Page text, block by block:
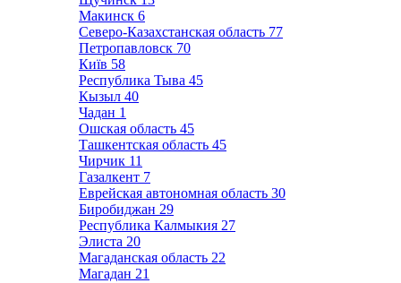
Макинск 6
Северо-Казахстанская область 77
Петропавловск 70
Київ 58
Республика Тыва 45
Кызыл 40
Чадан 1
Ошская область 45
Ташкентская область 45
Чирчик 11
Газалкент 7
Еврейская автономная область 30
Биробиджан 29
Республика Калмыкия 27
Элиста 20
Магаданская область 22
Магадан 21